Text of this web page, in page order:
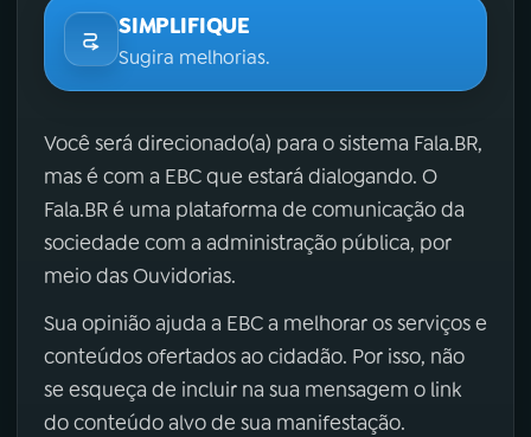
SIMPLIFIQUE
Sugira melhorias.
Você será direcionado(a) para o sistema Fala.BR,
mas é com a EBC que estará dialogando. O
Fala.BR é uma plataforma de comunicação da
sociedade com a administração pública, por
meio das Ouvidorias.
Sua opinião ajuda a EBC a melhorar os serviços e
conteúdos ofertados ao cidadão. Por isso, não
se esqueça de incluir na sua mensagem o link
do conteúdo alvo de sua manifestação.